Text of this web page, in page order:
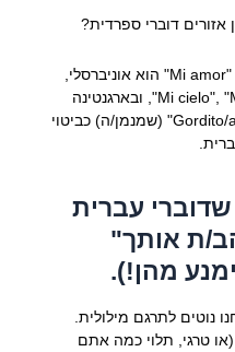
דוברי ספרדית?
בהחלט! למשל, בשימוש בשם "Mi amor" הוא אוניברסלי,
אך במקסיקו תמצאו "Mi cielo", "Mi corazón", ובארגנטינה
"Mi bombón" (הבונבון שלי) או "Gordito/a" (שמנמן/ה) כביטוי
שדוברי עברית
ת אותך"
מהן!).
נוטים לתרגם מילולית.
טרגי, תלוי כמה אתם